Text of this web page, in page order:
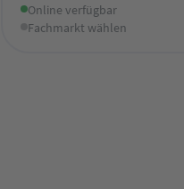
Online verfügbar
Fachmarkt wählen